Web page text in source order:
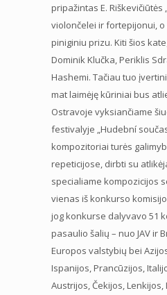
pripažintas E. Riškevičiūtės
violončelei ir fortepijonui,
piniginiu prizu. Kiti šios
Dominik Klučka, Periklis
Hashemi. Tačiau tuo
mat laimėję kūriniai bus
Ostravoje vyksiančiame
festivalyje „Hudební
kompozitoriai turės
repeticijose, dirbti su
specialiame kompozicijos
vienas iš konkurso
jog konkurse dalyvavo 51
pasaulio šalių – nuo JAV ir
Europos valstybių bei
Ispanijos, Prancūzijos,
Austrijos, Čekijos, Lenkijos,